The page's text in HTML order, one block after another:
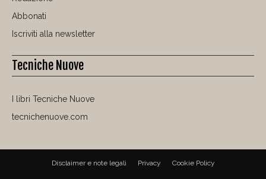
Abbonati
Iscriviti alla newsletter
Tecniche Nuove
I libri Tecniche Nuove
tecnichenuove.com
Disclaimer e note legali Privacy Cookie Policy